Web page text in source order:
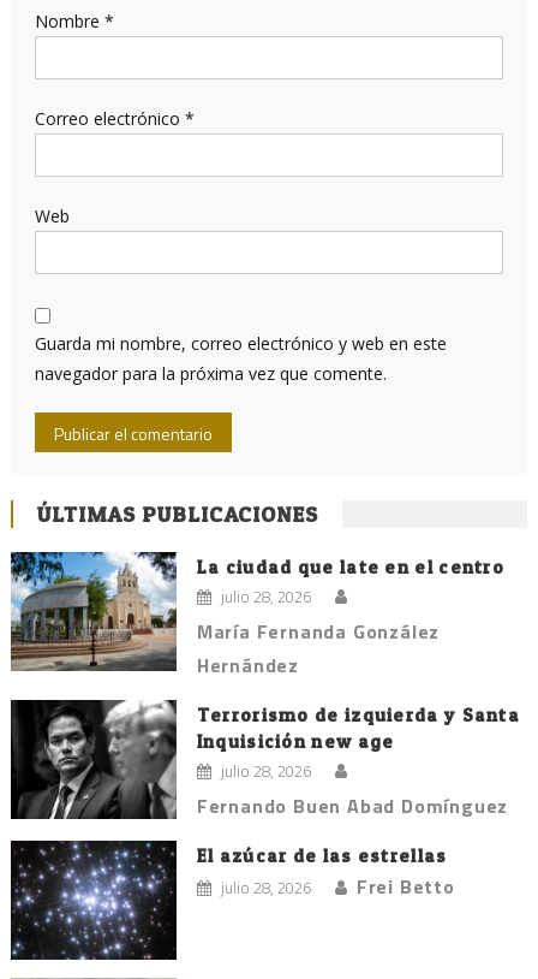
Nombre *
Correo electrónico *
Web
Guarda mi nombre, correo electrónico y web en este
navegador para la próxima vez que comente.
ÚLTIMAS PUBLICACIONES
La ciudad que late en el centro
julio 28, 2026
María Fernanda González
Hernández
Terrorismo de izquierda y Santa
Inquisición new age
julio 28, 2026
Fernando Buen Abad Domínguez
El azúcar de las estrellas
julio 28, 2026 Frei Betto